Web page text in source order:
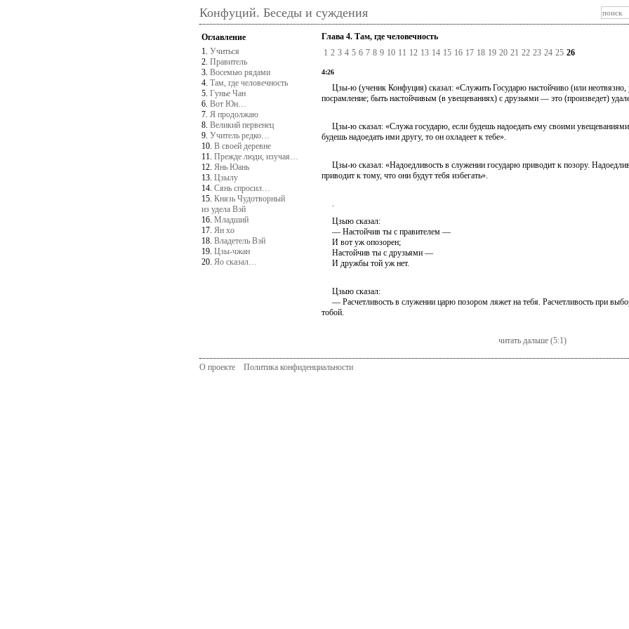
Конфуций. Беседы и суждения
Оглавление
1. Учиться
2. Правитель
3. Восемью рядами
4. Там, где человечность
5. Гунье Чан
6. Вот Юн…
7. Я продолжаю
8. Великий первенец
9. Учитель редко…
10. В своей деревне
11. Прежде люди, изучая…
12. Янь Юань
13. Цзылу
14. Сянь спросил…
15. Князь Чудотворный
из удела Вэй
16. Младший
17. Ян хо
18. Владетель Вэй
19. Цзы-чжан
20. Яо сказал…
Глава 4. Там, где человечность
1 2 3 4 5 6 7 8 9 10 11 12 13 14 15 16 17 18 19 20 21 22 23 24 25 26
4:26
Цзы-ю (ученик Конфуция) сказал: «Служить Государю настойчиво (или неотвязно,
посрамление; быть настойчивым (в увещеваниях) с друзьями — это (произведет)
Цзы-ю сказал: «Служа государю, если будешь надоедать ему своими
будешь надоедать ими другу, то он охладеет к тебе».
Цзы-ю сказал: «Надоедливость в служении государю приводит к позору.
приводит к тому, что они будут тебя избегать».
.
Цзыю сказал:
— Настойчив ты с правителем —
И вот уж опозорен;
Настойчив ты с друзьями —
И дружбы той уж нет.
Цзыю сказал:
— Расчетливость в служении царю позором ляжет на тебя. Расчетливость при
тобой.
читать дальше (5:1)
О проекте Политика конфиденциальности